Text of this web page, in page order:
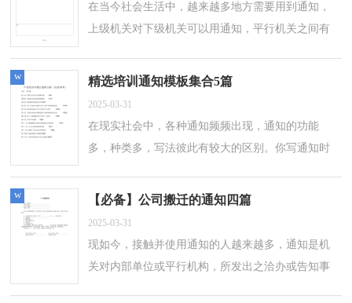
在当今社会生活中，越来越多地方需要用到通知，
上级机关对下级机关可以用通知，平行机关之间有
面是小编精心整理的家长通知5篇，欢迎大...
精选培训通知模板集合5篇
2025-03-31
在现实社会中，各种通知频频出现，通知的功能
多，种类多，写法彼此有较大的区别。你写通知时
望能够帮助到大家。培训通知 篇1XXX各部门：
w
【必备】公司搬迁的通知四篇
2025-03-31
现如今，接触并使用通知的人越来越多，通知是机
关对内部单位或平行机构，所发出之洽办或告知事
w